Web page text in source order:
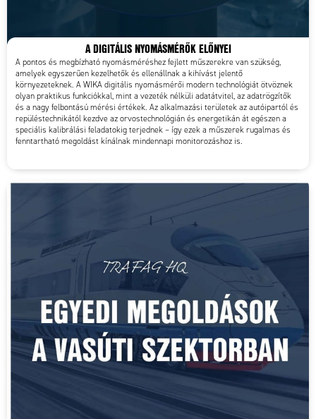
A DIGITÁLIS NYOMÁSMÉRŐK ELŐNYEI
A pontos és megbízható nyomásméréshez fejlett műszerekre van szükség,
amelyek egyszerűen kezelhetők és ellenállnak a kihívást jelentő
környezeteknek. A WIKA digitális nyomásmérői modern technológiát ötvöznek
olyan praktikus funkciókkal, mint a vezeték nélküli adatátvitel, az adatrögzítők
és a nagy felbontású mérési értékek. Az alkalmazási területek az autóipartól és
repüléstechnikától kezdve az orvostechnológián és energetikán át egészen a
speciális kalibrálási feladatokig terjednek – így ezek a műszerek rugalmas és
fenntartható megoldást kínálnak mindennapi monitorozáshoz is.